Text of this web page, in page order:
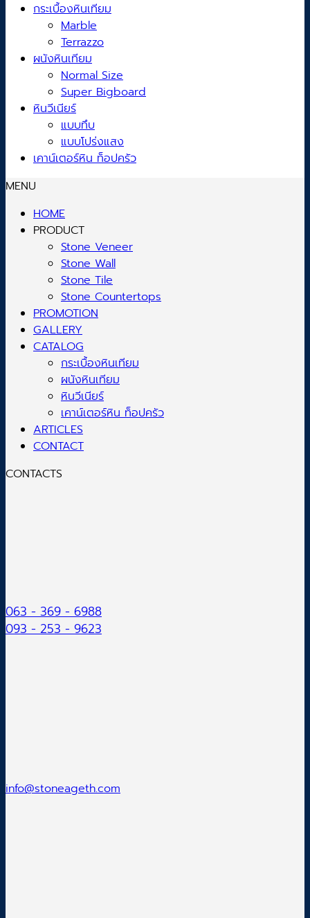
กระเบื้องหินเทียม
Marble
Terrazzo
ผนังหินเทียม
Normal Size
Super Bigboard
หินวีเนียร์
แบบทึบ
แบบโปร่งแสง
เคาน์เตอร์หิน ท็อปครัว
MENU
HOME
PRODUCT
Stone Veneer
Stone Wall
Stone Tile
Stone Countertops
PROMOTION
GALLERY
CATALOG
กระเบื้องหินเทียม
ผนังหินเทียม
หินวีเนียร์
เคาน์เตอร์หิน ท็อปครัว
ARTICLES
CONTACT
CONTACTS
063 - 369 - 6988
093 - 253 - 9623
info@stoneageth.com